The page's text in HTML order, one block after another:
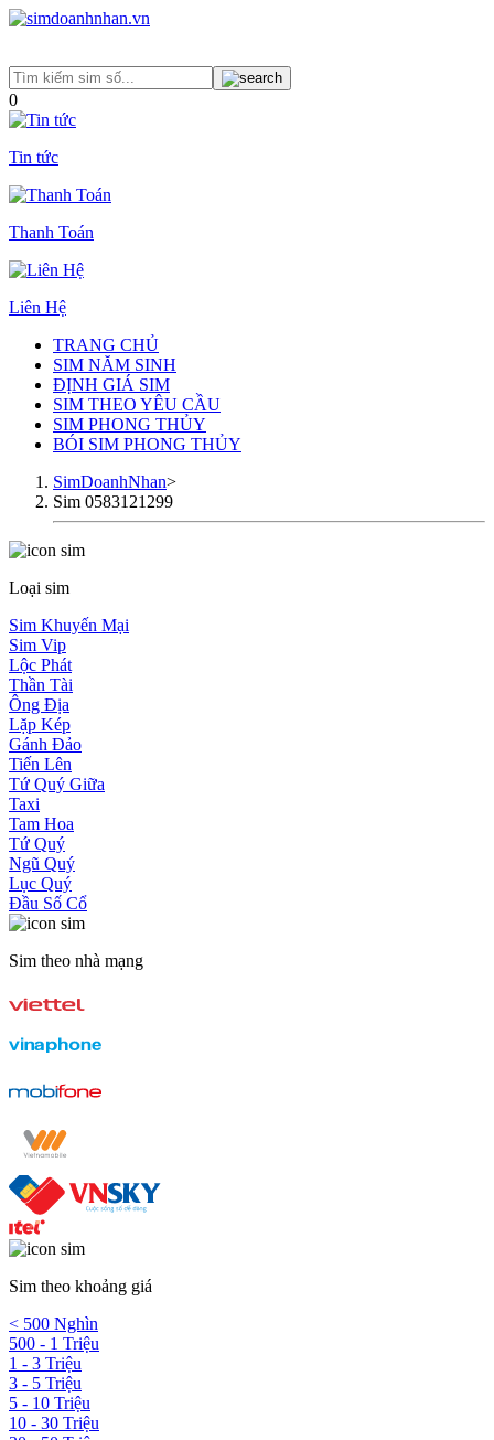
0
Tin tức
Thanh Toán
Liên Hệ
TRANG CHỦ
SIM NĂM SINH
ĐỊNH GIÁ SIM
SIM THEO YÊU CẦU
SIM PHONG THỦY
BÓI SIM PHONG THỦY
SimDoanhNhan>
Sim 0583121299
Loại sim
Sim Khuyến Mại
Sim Vip
Lộc Phát
Thần Tài
Ông Địa
Lặp Kép
Gánh Đảo
Tiến Lên
Tứ Quý Giữa
Taxi
Tam Hoa
Tứ Quý
Ngũ Quý
Lục Quý
Đầu Số Cổ
Sim theo nhà mạng
Sim theo khoảng giá
< 500 Nghìn
500 - 1 Triệu
1 - 3 Triệu
3 - 5 Triệu
5 - 10 Triệu
10 - 30 Triệu